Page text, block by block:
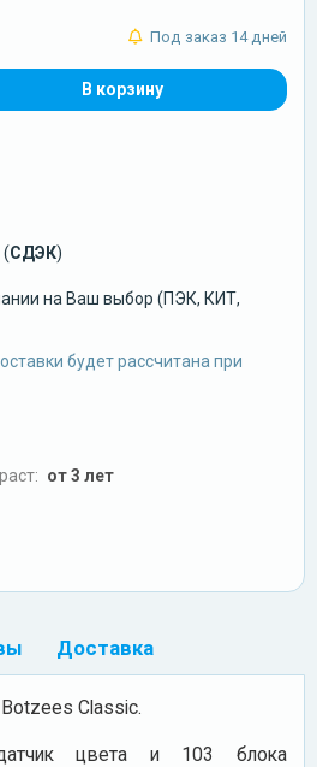
Под заказ 14 дней
(СДЭК)
на Ваш выбор (ПЭК, КИТ,
будет рассчитана при
от 3 лет
Доставка
Classic.
цвета и 103 блока